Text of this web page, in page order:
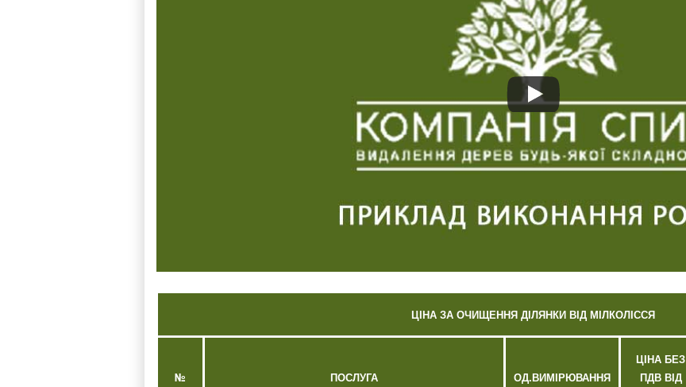
ЦІНА ЗА ОЧИЩЕННЯ ДІЛЯНКИ ВІД МІЛКОЛІССЯ
№ ПОСЛУГА ОД.ВИМІРЮВАННЯ
ЦІНА БЕЗ
ПДВ ВІД